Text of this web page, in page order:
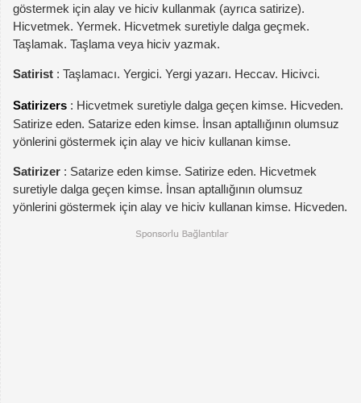
göstermek için alay ve hiciv kullanmak (ayrıca satirize).
Hicvetmek. Yermek. Hicvetmek suretiyle dalga geçmek.
Taşlamak. Taşlama veya hiciv yazmak.
Satirist : Taşlamacı. Yergici. Yergi yazarı. Heccav. Hicivci.
Satirizers : Hicvetmek suretiyle dalga geçen kimse. Hicveden.
Satirize eden. Satarize eden kimse. İnsan aptallığının olumsuz
yönlerini göstermek için alay ve hiciv kullanan kimse.
Satirizer : Satarize eden kimse. Satirize eden. Hicvetmek
suretiyle dalga geçen kimse. İnsan aptallığının olumsuz
yönlerini göstermek için alay ve hiciv kullanan kimse. Hicveden.